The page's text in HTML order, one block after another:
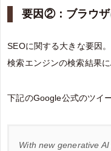
要因②：ブラウ
SEOに関する大きな要因。
検索エンジンの検索結果
下記のGoogle公式のツイ
With new generative